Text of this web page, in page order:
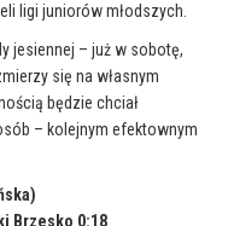
ligi juniorów młodszych.
jesiennej – już w sobotę,
się na własnym
będzie chciał
– kolejnym efektownym
Brzesko 0:18